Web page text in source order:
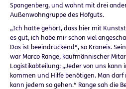
Spangenberg, und wohnt mit drei
Außenwohngruppe des Hofguts.
„Ich hatte gehört, dass hier mit
es gut, ich habe mir schon viel
Das ist beeindruckend“, so Kraneis.
war Marco Range, kaufmännischer
Logistikabteilung: „Jeder von uns kann
kommen und Hilfe benötigen. Man
kann jedem so gehen.“ Range sah die